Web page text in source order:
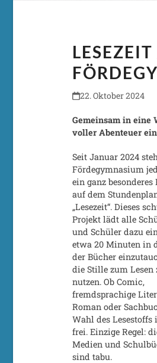
22. Oktober 2024
Gemeinsam in eine
voller Abenteuer
Seit Januar 2024
Fördegymnasium
ein ganz besonderes
auf dem
„Lesezeit“. Dieses
Projekt lädt alle
und Schüler dazu
etwa 20 Minuten in
der Bücher
die Stille zum Lesen
nutzen. Ob Comic,
fremdsprachige
Roman oder
Wahl des
frei. Einzige Regel:
Medien und
sind tabu.